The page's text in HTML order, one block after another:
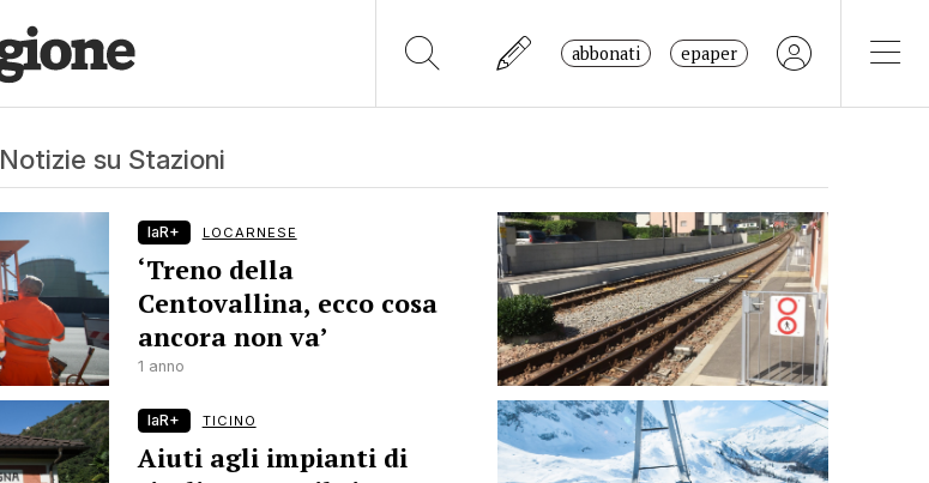
abbonati epaper
Notizie su Stazioni
laR+ LOCARNESE
‘Treno della
Centovallina, ecco cosa
ancora non va’
1 anno
laR+ TICINO
Aiuti agli impianti di